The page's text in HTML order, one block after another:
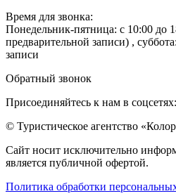
Время для звонка:
Понедельник-пятница: с 10:00 до
предварительной записи) ,
записи
Обратный звонок
Присоединяйтесь к нам в соцсетях:
© Туристическое агентство
Сайт носит исключительно
является публичной офертой.
Политика обработки